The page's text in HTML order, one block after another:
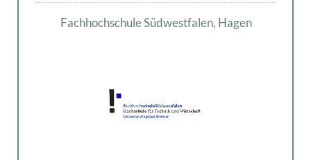
Fachhochschule Südwestfalen, Hagen